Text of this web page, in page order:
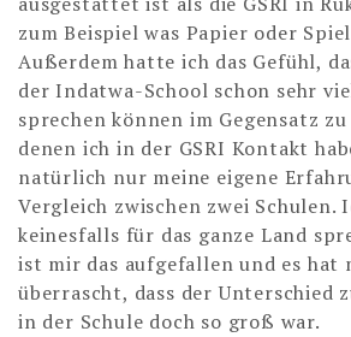
zum Beispiel was Papier oder
Außerdem hatte ich das Gefühl,
der Indatwa-School schon sehr
sprechen können im Gegensatz
denen ich in der GSRI Kontakt
natürlich nur meine eigene
Vergleich zwischen zwei Schulen.
keinesfalls für das ganze Land
ist mir das aufgefallen und es hat
überrascht, dass der Unterschied
in der Schule doch so groß war.